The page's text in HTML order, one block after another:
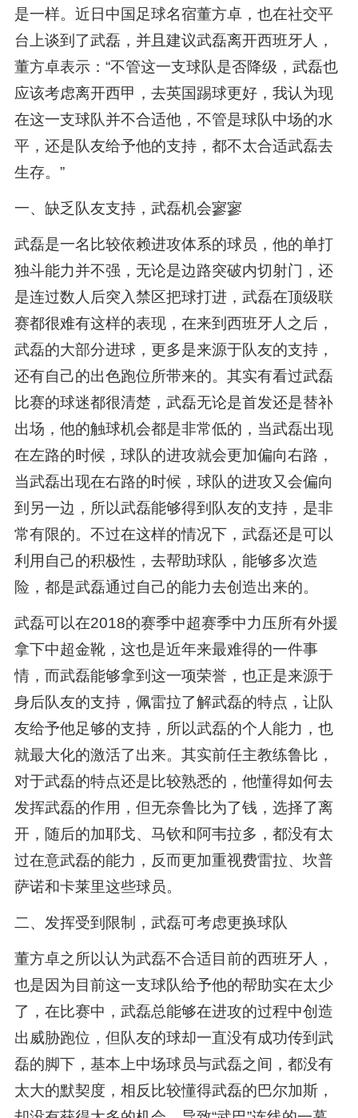
是一样。近日中国足球名宿董方卓，也在社交平
台上谈到了武磊，并且建议武磊离开西班牙人，
董方卓表示：“不管这一支球队是否降级，武磊也
应该考虑离开西甲，去英国踢球更好，我认为现
在这一支球队并不合适他，不管是球队中场的水
平，还是队友给予他的支持，都不太合适武磊去
生存。”
一、缺乏队友支持，武磊机会寥寥
武磊是一名比较依赖进攻体系的球员，他的单打
独斗能力并不强，无论是边路突破内切射门，还
是连过数人后突入禁区把球打进，武磊在顶级联
赛都很难有这样的表现，在来到西班牙人之后，
武磊的大部分进球，更多是来源于队友的支持，
还有自己的出色跑位所带来的。其实有看过武磊
比赛的球迷都很清楚，武磊无论是首发还是替补
出场，他的触球机会都是非常低的，当武磊出现
在左路的时候，球队的进攻就会更加偏向右路，
当武磊出现在右路的时候，球队的进攻又会偏向
到另一边，所以武磊能够得到队友的支持，是非
常有限的。不过在这样的情况下，武磊还是可以
利用自己的积极性，去帮助球队，能够多次造
险，都是武磊通过自己的能力去创造出来的。
武磊可以在2018的赛季中超赛季中力压所有外援
拿下中超金靴，这也是近年来最难得的一件事
情，而武磊能够拿到这一项荣誉，也正是来源于
身后队友的支持，佩雷拉了解武磊的特点，让队
友给予他足够的支持，所以武磊的个人能力，也
就最大化的激活了出来。其实前任主教练鲁比，
对于武磊的特点还是比较熟悉的，他懂得如何去
发挥武磊的作用，但无奈鲁比为了钱，选择了离
开，随后的加耶戈、马钦和阿韦拉多，都没有太
过在意武磊的能力，反而更加重视费雷拉、坎普
萨诺和卡莱里这些球员。
二、发挥受到限制，武磊可考虑更换球队
董方卓之所以认为武磊不合适目前的西班牙人，
也是因为目前这一支球队给予他的帮助实在太少
了，在比赛中，武磊总能够在进攻的过程中创造
出威胁跑位，但队友的球却一直没有成功传到武
磊的脚下，基本上中场球员与武磊之间，都没有
太大的默契度，相反比较懂得武磊的巴尔加斯，